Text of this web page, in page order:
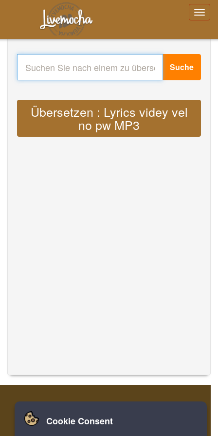
Suche
Übersetzen : Lyrics videy vel
no pw MP3
Zuhause Einloggen
Cookie Consent